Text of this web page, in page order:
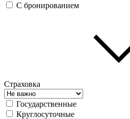
С бронированием
Страховка
Государственные
Круглосуточные